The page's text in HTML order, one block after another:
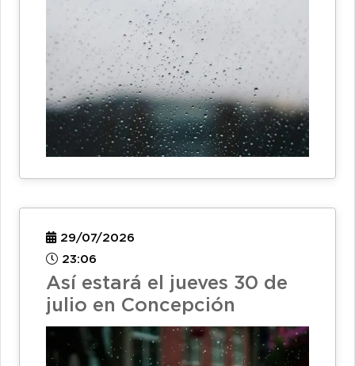
29/07/2026
23:06
Así estará el jueves 30 de
julio en Concepción